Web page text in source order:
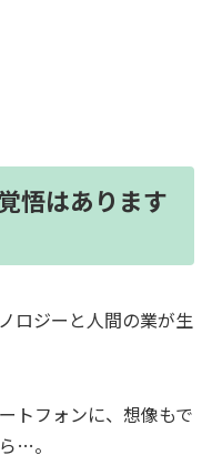
悟はあります
ロジーと人間の業が生
トフォンに、想像もで
…。